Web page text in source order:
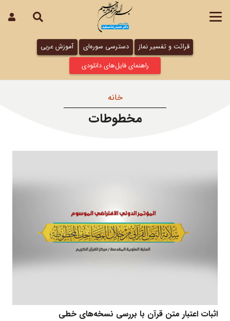
قرائت و تفسیر نماز دسترسی سوره‌ای
آموزش عربی
راهنمای فایل‌های دانلودی
خانه
مخطوطات
اثبات اعتبار متن قرآن با بررسی نسخه‌های خطی